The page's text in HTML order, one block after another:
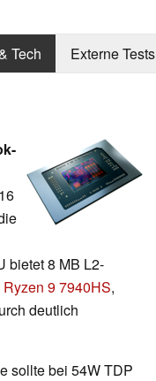
Tech Externe Tests
bietet 8 MB L2-
Ryzen 9 7940HS,
deutlich
sollte bei 54W TDP